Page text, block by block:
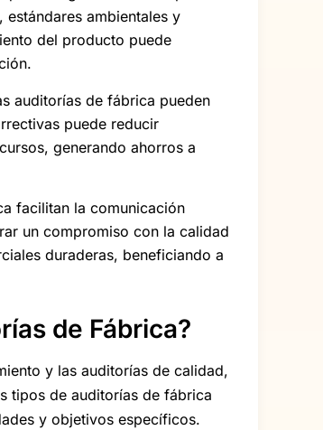
ambientales y
del producto puede
auditorías de fábrica pueden
puede reducir
generando ahorros a
facilitan la comunicación
un compromiso con la calidad
duraderas, beneficiando a
de Fábrica?
y las auditorías de calidad,
tipos de auditorías de fábrica
y objetivos específicos.